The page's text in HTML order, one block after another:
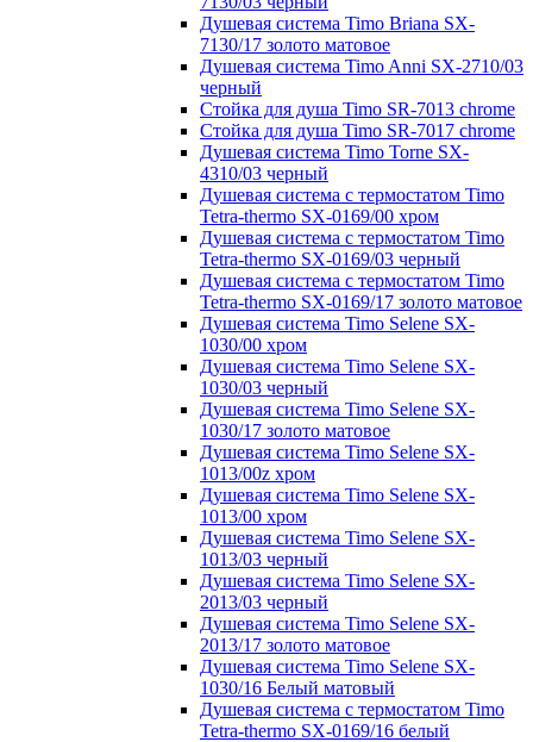
Душевая система Timo Briana SX-
7130/17 золото матовое
Душевая система Timo Anni SX-2710/03
черный
Стойка для душа Timo SR-7013 chrome
Стойка для душа Timo SR-7017 chrome
Душевая система Timo Torne SX-
4310/03 черный
Душевая система с термостатом Timo
Tetra-thermo SX-0169/00 хром
Душевая система с термостатом Timo
Tetra-thermo SX-0169/03 черный
Душевая система с термостатом Timo
Tetra-thermo SX-0169/17 золото матовое
Душевая система Timo Selene SX-
1030/00 хром
Душевая система Timo Selene SX-
1030/03 черный
Душевая система Timo Selene SX-
1030/17 золото матовое
Душевая система Timo Selene SX-
1013/00z хром
Душевая система Timo Selene SX-
1013/00 хром
Душевая система Timo Selene SX-
1013/03 черный
Душевая система Timo Selene SX-
2013/03 черный
Душевая система Timo Selene SX-
2013/17 золото матовое
Душевая система Timo Selene SX-
1030/16 Белый матовый
Душевая система с термостатом Timo
Tetra-thermo SX-0169/16 белый